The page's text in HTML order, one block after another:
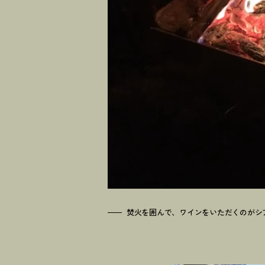
焚火を囲んで、ワインをいただくのが